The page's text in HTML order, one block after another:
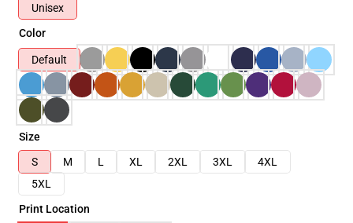
Unisex
Color
Default
Size
S
M L XL 2XL 3XL
4XL
5XL
Print Location